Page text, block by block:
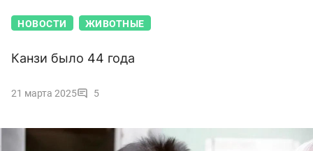
НОВОСТИ ЖИВОТНЫЕ
Канзи было 44 года
21 марта 2025 5